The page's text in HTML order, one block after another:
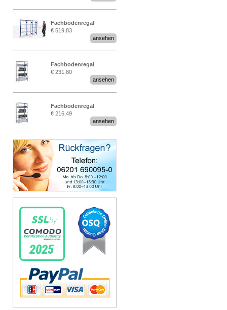
Fachbodenregal
Stecksystem MultiPlus
2,25 Meter breit
€ 519,83
ansehen
Fachbodenregal
Stecksystem MultiPlus
€ 231,80
ansehen
Fachbodenregal
Stecksystem MultiPlus
€ 216,49
ansehen